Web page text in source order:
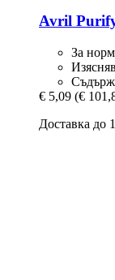
Avril
За
€ 5,09 (€
Доставка до